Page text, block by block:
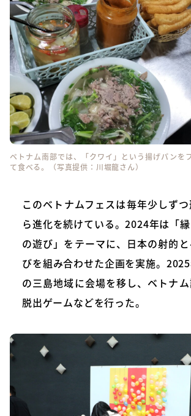
ベトナム南部では、「クワイ」という揚げパンを
て食べる。（写真提供：川堀龍さん）
このベトナムフェスは毎年少しず
ら進化を続けている。2024年は「
の遊び」をテーマに、日本の射的
びを組み合わせた企画を実施。
の三島地域に会場を移し、ベトナ
脱出ゲームなどを行った。